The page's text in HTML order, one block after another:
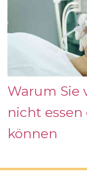
Warum Sie
nicht
können